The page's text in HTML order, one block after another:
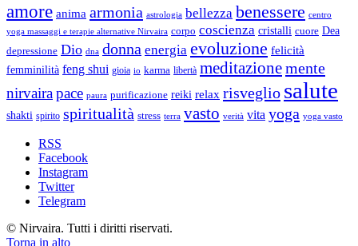
amore anima armonia astrologia bellezza benessere centro
yoga massaggi e terapie alternative Nirvaira corpo coscienza cristalli cuore Dea
depressione Dio dna donna energia evoluzione felicità
femminilità feng shui gioia io karma libertà meditazionemente
nirvairapace paura purificazione reiki relax risveglio salute
shakti spirito spiritualità stress terra vasto verità vita yoga yoga vasto
RSS
Facebook
Instagram
Twitter
Telegram
© Nirvaira. Tutti i diritti riservati.
Torna in alto